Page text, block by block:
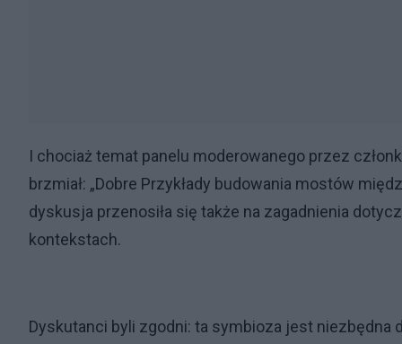
I chociaż temat panelu moderowanego przez
brzmiał: „Dobre Przykłady budowania mostów
dyskusja przenosiła się także na zagadnienia
kontekstach.
Dyskutanci byli zgodni: ta symbioza jest niezbędna